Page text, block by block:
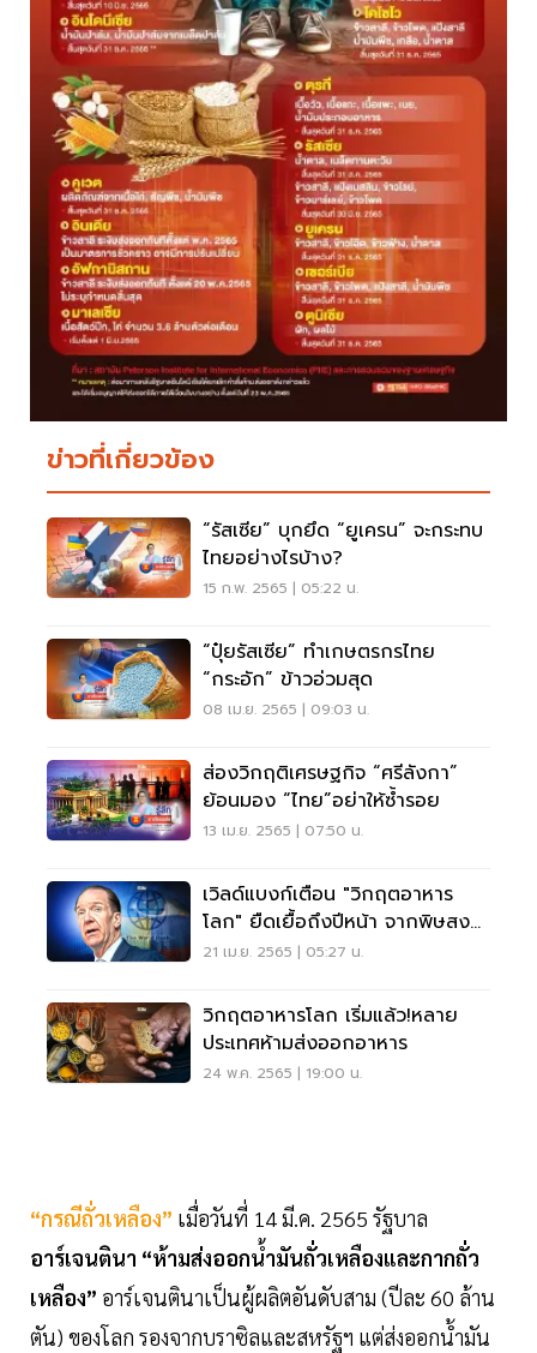
ข่าวที่เกี่ยวข้อง
“รัสเซีย” บุกยึด “ยูเครน” จะกระทบ
ไทยอย่างไรบ้าง?
15 ก.พ. 2565 | 05:22 น.
“ปุ๋ยรัสเซีย” ทำเกษตรกรไทย
“กระอัก” ข้าวอ่วมสุด
08 เม.ย. 2565 | 09:03 น.
ส่องวิกฤติเศรษฐกิจ “ศรีลังกา”
ย้อนมอง “ไทย”อย่าให้ซ้ำรอย
13 เม.ย. 2565 | 07:50 น.
เวิลด์แบงก์เตือน "วิกฤตอาหาร
โลก" ยืดเยื้อถึงปีหน้า จากพิษสง
ครามยูเครน
21 เม.ย. 2565 | 05:27 น.
วิกฤตอาหารโลก เริ่มแล้ว!หลาย
ประเทศห้ามส่งออกอาหาร
24 พ.ค. 2565 | 19:00 น.
“กรณีถั่วเหลือง” เมื่อวันที่ 14 มี.ค. 2565 รัฐบาล
อาร์เจนตินา “ห้ามส่งออกน้ำมันถั่วเหลืองและกากถั่ว
เหลือง” อาร์เจนตินาเป็นผู้ผลิตอันดับสาม (ปีละ 60 ล้าน
ตัน) ของโลก รองจากบราซิลและสหรัฐฯ แต่ส่งออกน้ำมัน